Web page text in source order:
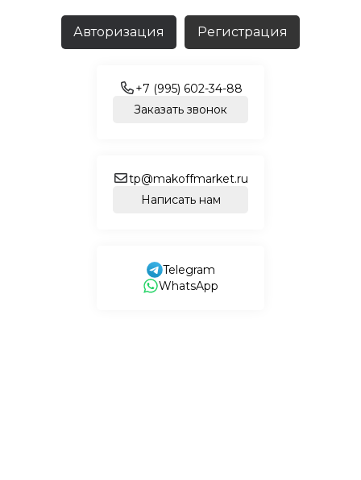
Авторизация Регистрация
+7 (995) 602-34-88
Заказать звонок
tp@makoffmarket.ru
Написать нам
Telegram
WhatsApp